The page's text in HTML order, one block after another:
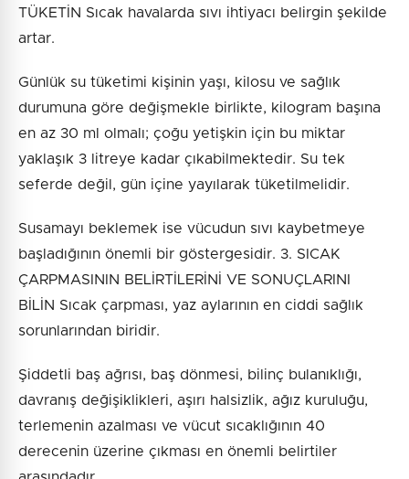
TÜKETİN Sıcak havalarda sıvı ihtiyacı belirgin şekilde
artar.
Günlük su tüketimi kişinin yaşı, kilosu ve sağlık
durumuna göre değişmekle birlikte, kilogram başına
en az 30 ml olmalı; çoğu yetişkin için bu miktar
yaklaşık 3 litreye kadar çıkabilmektedir. Su tek
seferde değil, gün içine yayılarak tüketilmelidir.
Susamayı beklemek ise vücudun sıvı kaybetmeye
başladığının önemli bir göstergesidir. 3. SICAK
ÇARPMASININ BELİRTİLERİNİ VE SONUÇLARINI
BİLİN Sıcak çarpması, yaz aylarının en ciddi sağlık
sorunlarından biridir.
Şiddetli baş ağrısı, baş dönmesi, bilinç bulanıklığı,
davranış değişiklikleri, aşırı halsizlik, ağız kuruluğu,
terlemenin azalması ve vücut sıcaklığının 40
derecenin üzerine çıkması en önemli belirtiler